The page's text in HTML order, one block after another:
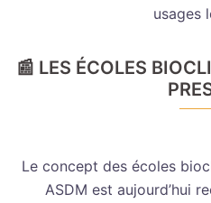
usages
📰 LES ÉCOLES
Le concept des écoles
ASDM est aujourd’hui